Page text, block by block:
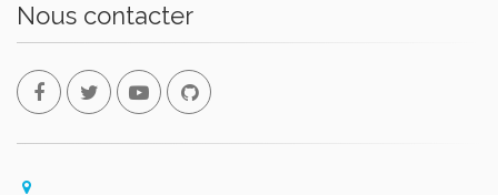
Nous contacter